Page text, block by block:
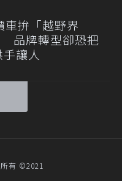
車拚「越野界
品牌轉型卻恐把
讓人
有 ©2021